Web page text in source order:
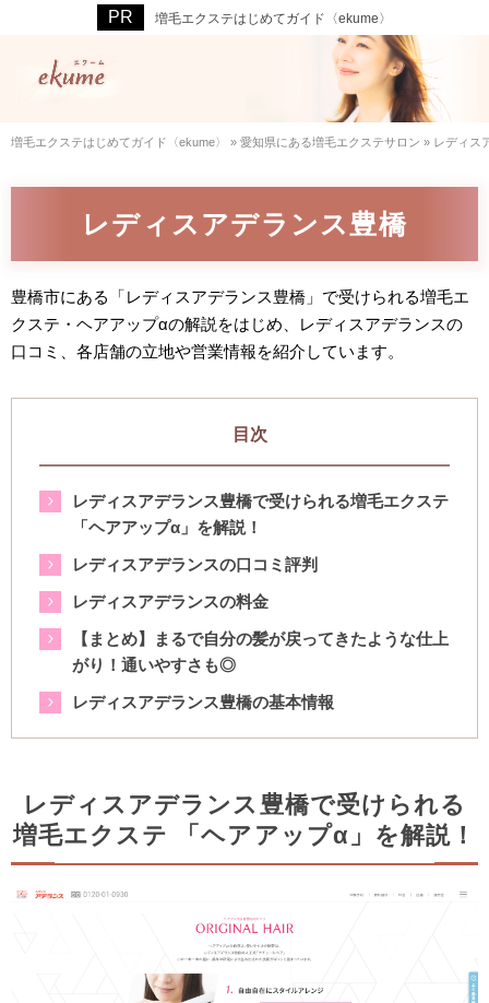
増毛エクステはじめてガイド〈ekume〉
増毛エクステはじめてガイド〈ekume〉 » 愛知県にある増毛エクステサロン » レディス
レディスアデランス豊橋
豊橋市にある「レディスアデランス豊橋」で受けられる増毛エ
クステ・ヘアアップαの解説をはじめ、レディスアデランスの
口コミ、各店舗の立地や営業情報を紹介しています。
目次
レディスアデランス豊橋で受けられる増毛エクステ
「ヘアアップα」を解説！
レディスアデランスの口コミ評判
レディスアデランスの料金
【まとめ】まるで自分の髪が戻ってきたような仕上
がり！通いやすさも◎
レディスアデランス豊橋の基本情報
レディスアデランス豊橋で受けられる
増毛エクステ 「ヘアアップα」を解説！